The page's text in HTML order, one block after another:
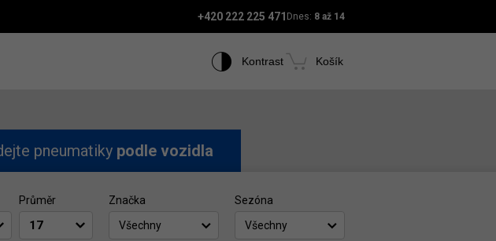
+420 222 225 471 Dnes: 8 až 14
Kontrast Košík
pneumatiky podle vozidla
Průměr
Značka
Všechny
Sezóna
Všechny